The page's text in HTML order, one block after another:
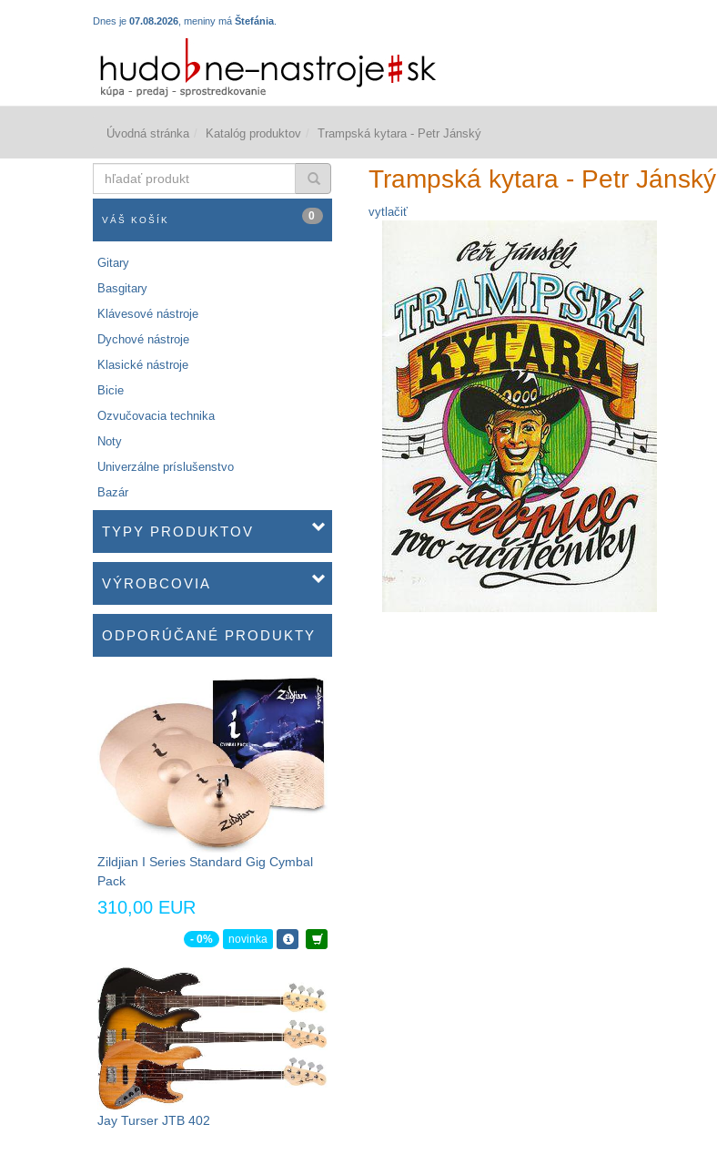
Dnes je 07.08.2026 , meniny má Štefánia
Úvodná stránka Katalóg produktov Trampská kytara - Petr Jánský
produkt
VÁŠ KOŠÍK 0
Gitary
Basgitary
Klávesové nástroje
Dychové nástroje
Klasické nástroje
Bicie
Ozvučovacia technika
Noty
Univerzálne príslušenstvo
Bazár
TYPY PRODUKTOV
VÝROBCOVIA
ODPORÚČANÉ PRODUKTY
Zildjian I Series Standard Gig Cymbal
Pack
310,00 EUR
- 0% novinka
Jay Turser JTB 402
Trampská kytara - Petr Jánský
vytlačiť